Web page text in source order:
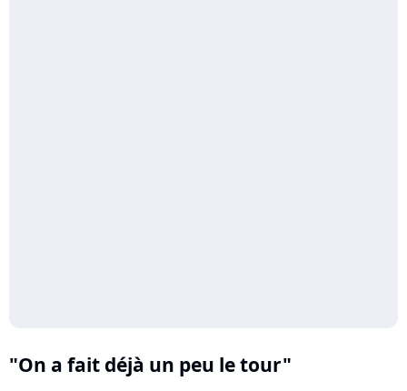
"On a fait déjà un peu le tour"